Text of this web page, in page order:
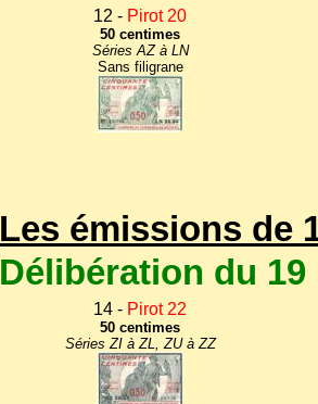
12 - Pirot 20
50 centimes
Séries AZ à LN
Sans filigrane
Les émissions de
Délibération du
14 - Pirot 22
50 centimes
Séries ZI à ZL, ZU à ZZ